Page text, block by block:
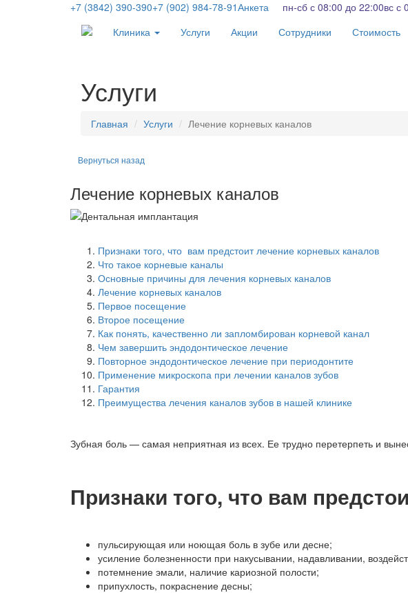
+7 (3842) 390-390+7 (902) 984-78-91Анкета пн-сб с 08:00 до 22:00вс с
Клиника
Услуги Акции Сотрудники Стоимость
Услуги
Главная Услуги Лечение корневых каналов
Вернуться назад
Лечение корневых каналов
Признаки того, что вам предстоит лечение корневых каналов
Что такое корневые каналы
Основные причины для лечения корневых каналов
Лечение корневых каналов
Первое посещение
Второе посещение
Как понять, качественно ли запломбирован корневой канал
Чем завершить эндодонтическое лечение
Повторное эндодонтическое лечение при периодонтите
Применение микроскопа при лечении каналов зубов
Гарантия
Преимущества лечения каналов зубов в нашей клинике
Зубная боль — самая неприятная из всех. Ее трудно перетерпеть и
Признаки того, что вам
пульсирующая или ноющая боль в зубе или десне;
усиление болезненности при накусывании, надавливании,
потемнение эмали, наличие кариозной полости;
припухлость, покраснение десны;